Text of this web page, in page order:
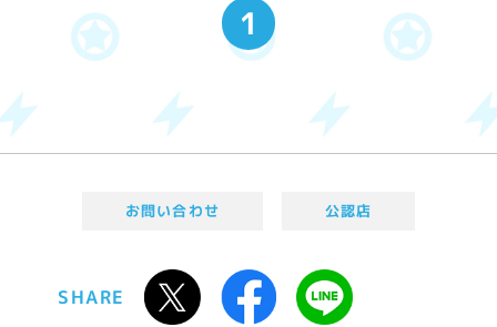
1
お問い合わせ 公認店
SHARE